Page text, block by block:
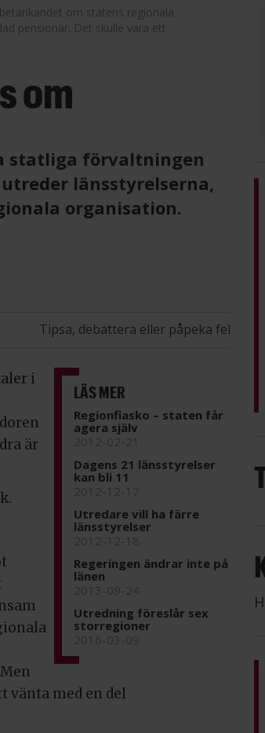
om statens regionala
pensionär. Det skulle vara ett
om
statliga förvaltningen
länsstyrelserna,
organisation.
Tipsa, debattera eller påpeka fel
LÄS MER
Regionfiasko – staten får
agera själv
Dagens 21 länsstyrelser
kan bli 11
Utredare vill ha färre
länsstyrelser
Regeringen ändrar inte på
länen
Utredning föreslår sex
storregioner
i
är
vänta med en del